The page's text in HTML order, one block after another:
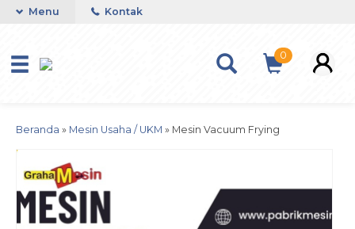
Menu Kontak
0
Beranda » Mesin Usaha / UKM » Mesin Vacuum Frying